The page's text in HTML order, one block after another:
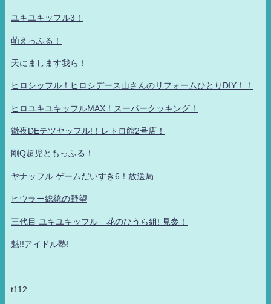
ユキユキッフル3！
萌えっふる！
天にまします我ら！
ヒロシッフル！ヒロシデース山さんのリフォームひとりDIY！！
ヒロユキユキッフルMAX！スーパークッキング！
徹夜DEテツヤッフル!！レトロ館2号店！
剛Q超児ともっふる！
ヤナッフル ゲームだいすき6！放送局
ヒウラー総統の野望
三代目 ユキユキッフル 花のひうら組! 見参！
魁!!アイドル塾!
t112